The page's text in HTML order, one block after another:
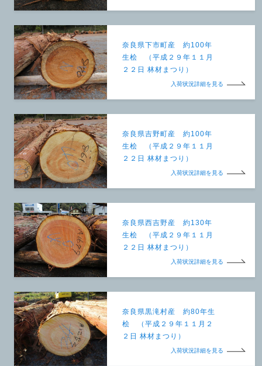
奈良県下市町産 約100年
生桧 （平成２９年１１月
２２日 林材まつり）
入荷状況詳細を見る
奈良県吉野町産 約100年
生桧 （平成２９年１１月
２２日 林材まつり）
入荷状況詳細を見る
奈良県西吉野産 約130年
生桧 （平成２９年１１月
２２日 林材まつり）
入荷状況詳細を見る
奈良県黒滝村産 約80年生
桧 （平成２９年１１月２
２日 林材まつり）
入荷状況詳細を見る